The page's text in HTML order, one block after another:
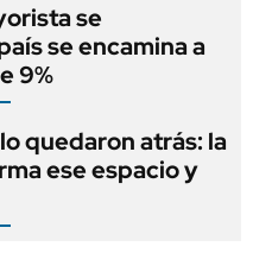
se
se encamina a
9%
quedaron atrás: la
ese espacio y